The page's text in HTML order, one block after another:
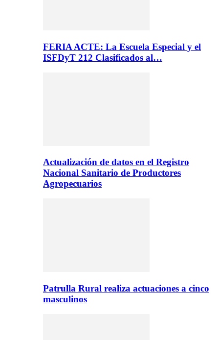
FERIA ACTE: La Escuela Especial y el
ISFDyT 212 Clasificados al…
Actualización de datos en el Registro
Nacional Sanitario de Productores
Agropecuarios
Patrulla Rural realiza actuaciones a cinco
masculinos